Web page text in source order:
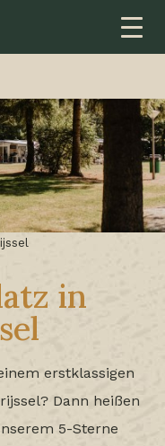
in
erstklassigen
Dann heißen
5-Sterne